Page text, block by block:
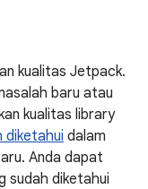
kualitas Jetpack.
baru atau
kualitas library
diketahui dalam
Anda dapat
sudah diketahui